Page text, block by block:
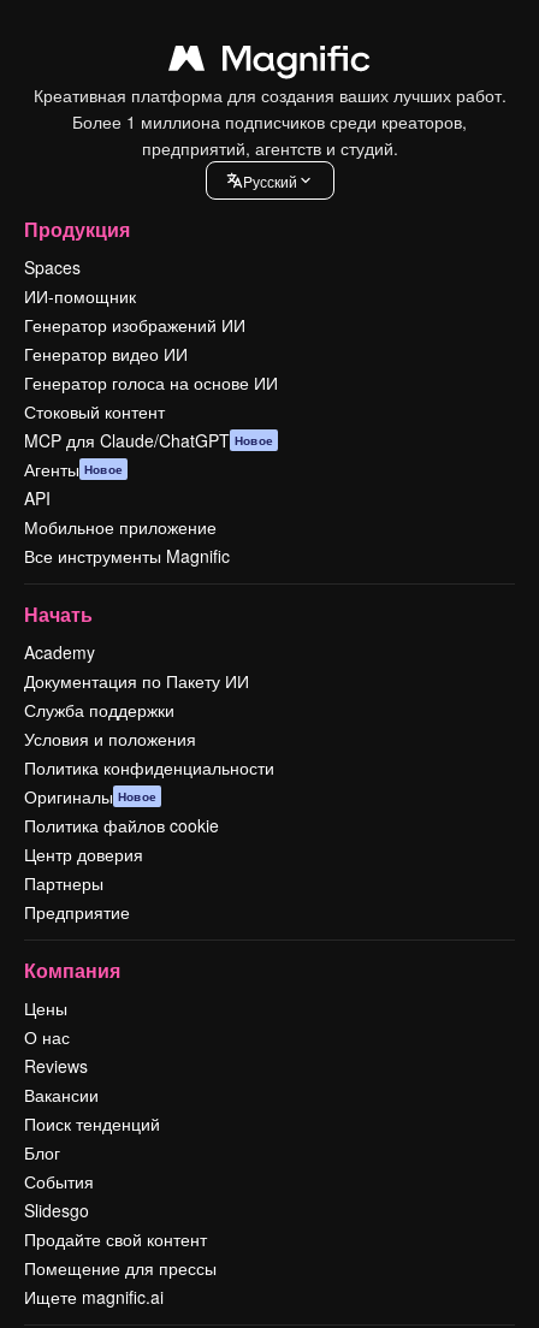
Креативная платформа для создания ваших лучших работ.
Более 1 миллиона подписчиков среди креаторов,
предприятий, агентств и студий.
Pусский
Продукция
Spaces
ИИ-помощник
Генератор изображений ИИ
Генератор видео ИИ
Генератор голоса на основе ИИ
Стоковый контент
MCP для Claude/ChatGPT Новое
Агенты Новое
API
Мобильное приложение
Все инструменты Magnific
Начать
Academy
Документация по Пакету ИИ
Служба поддержки
Условия и положения
Политика конфиденциальности
Оригиналы Новое
Политика файлов cookie
Центр доверия
Партнеры
Предприятие
Компания
Цены
О нас
Reviews
Вакансии
Поиск тенденций
Блог
События
Slidesgo
Продайте свой контент
Помещение для прессы
Ищете magnific.ai